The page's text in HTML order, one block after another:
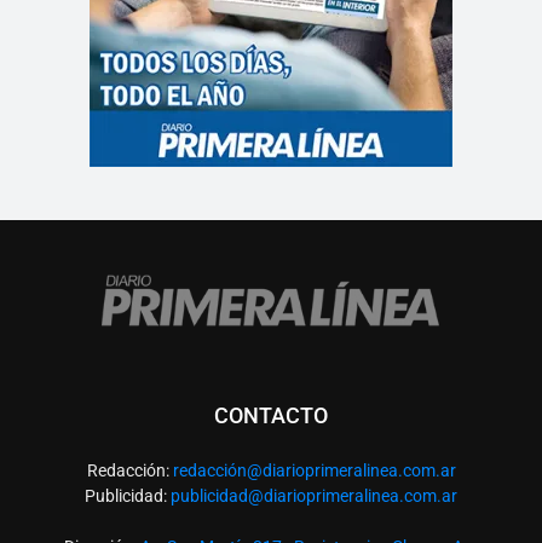
CONTACTO
Redacción: redacción@diarioprimeralinea.com.ar
Publicidad: publicidad@diarioprimeralinea.com.ar